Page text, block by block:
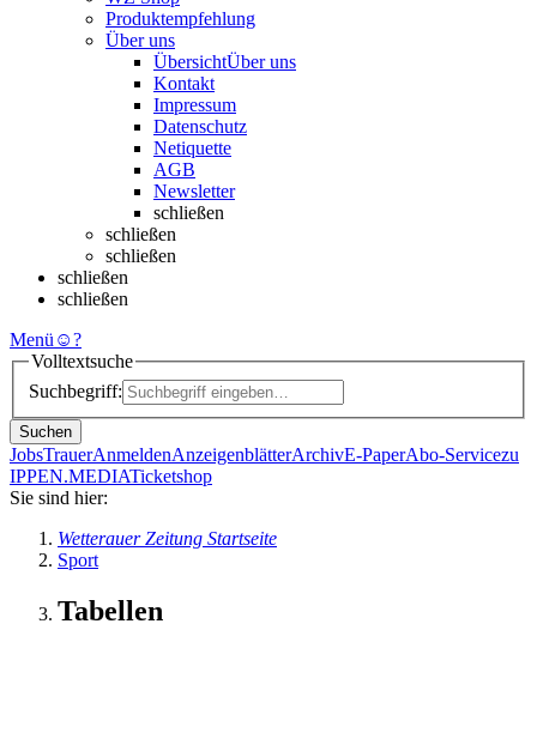
Produktempfehlung
Über uns
ÜbersichtÜber uns
Kontakt
Impressum
Datenschutz
Netiquette
AGB
Newsletter
schließen
schließen
schließen
schließen
schließen
Menü ☺?
Volltextsuche
Suchbegriff:
Suchen
JobsTrauerAnmeldenAnzeigenblätterArchivE-PaperAbo-Servicezu
IPPEN.MEDIATicketshop
Sie sind hier:
Wetterauer Zeitung Startseite
Sport
Tabellen